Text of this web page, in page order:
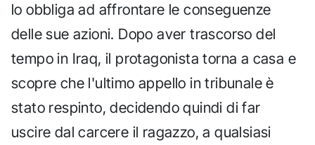
lo obbliga ad affrontare le conseguenze
delle sue azioni. Dopo aver trascorso del
tempo in Iraq, il protagonista torna a casa e
scopre che l'ultimo appello in tribunale è
stato respinto, decidendo quindi di far
uscire dal carcere il ragazzo, a qualsiasi